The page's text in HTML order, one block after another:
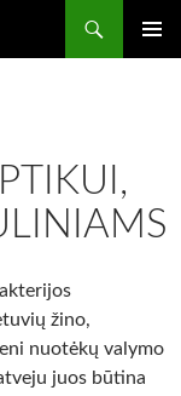
žino,
nuotėkų valymo
juos būtina